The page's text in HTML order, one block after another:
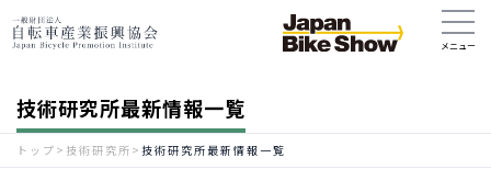
技術研究所最新情報一覧
トップ > 技術研究所 > 技術研究所最新情報一覧